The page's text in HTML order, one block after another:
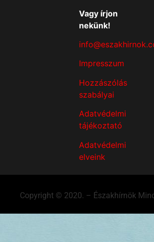
Vagy írjon
nekünk!
Impresszum
Hozzászólás
szabályai
Adatvédelmi
tájékoztató
Adatvédelmi
elveink
Copyright © 2020. – Északhírnök